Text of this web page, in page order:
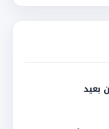
بعيد